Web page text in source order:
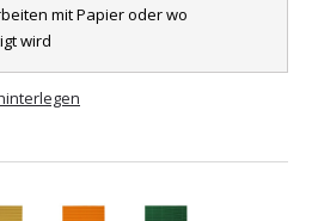
mit Papier oder wo
wird